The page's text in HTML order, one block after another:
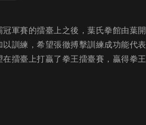
軍賽的擂臺上之後，葉氏拳館由葉
訓練，希望張徹搏擊訓練成功能代
擂臺上打贏了拳王擂臺賽，贏得拳